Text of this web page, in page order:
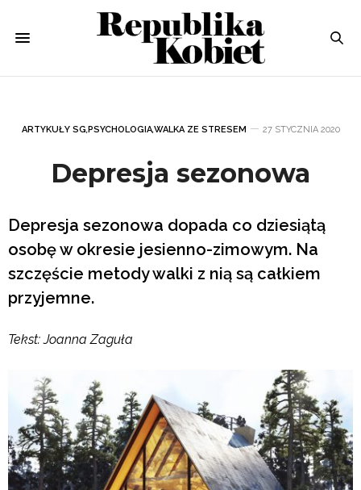
ARTYKUŁY SG,PSYCHOLOGIA,WALKA ZE STRESEM 27 STYCZNIA 2020
Depresja sezonowa
Depresja sezonowa dopada co dziesiątą
osobę w okresie jesienno-zimowym. Na
szczęście metody walki z nią są całkiem
przyjemne.
Tekst: Joanna Zaguła